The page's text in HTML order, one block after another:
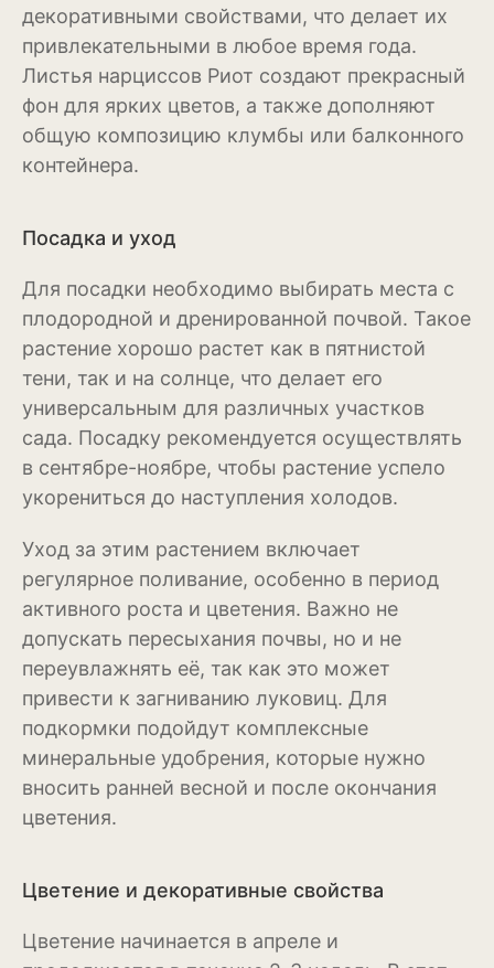
Рудбекия
Тюльпан
Фиалка
Физалис
Форзиция
Фуксия
Хоста
Хризантема
Цинния
Эустома
Эшшольция
Зерновые культуры
Овёс
Пшеница
Ячмень
Аглаонема
Алоказия
декоративными свойствами, что делает их
привлекательными в любое время года.
Листья нарциссов Риот создают прекрасный
фон для ярких цветов, а также дополняют
общую композицию клумбы или балконного
контейнера.
Посадка и уход
Для посадки необходимо выбирать места с
плодородной и дренированной почвой. Такое
растение хорошо растет как в пятнистой
тени, так и на солнце, что делает его
универсальным для различных участков
сада. Посадку рекомендуется осуществлять
в сентябре-ноябре, чтобы растение успело
укорениться до наступления холодов.
Уход за этим растением включает
регулярное поливание, особенно в период
активного роста и цветения. Важно не
допускать пересыхания почвы, но и не
переувлажнять её, так как это может
привести к загниванию луковиц. Для
подкормки подойдут комплексные
минеральные удобрения, которые нужно
вносить ранней весной и после окончания
цветения.
Цветение и декоративные свойства
Цветение начинается в апреле и